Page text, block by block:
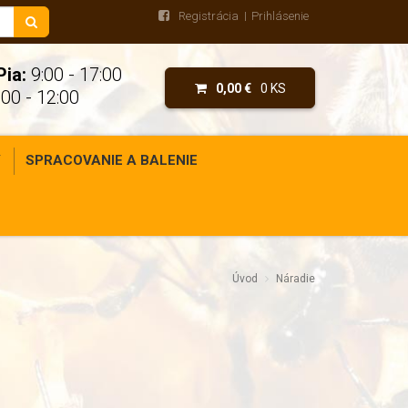
Registrácia Prihlásenie
9:00 - 17:00
- 12:00
0,00 € 0 KS
SPRACOVANIE A BALENIE
Úvod Náradie